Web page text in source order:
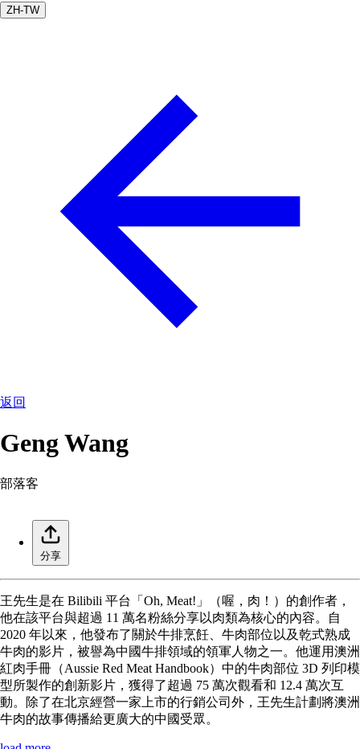
ZH-TW
返回
Geng Wang
部落客
分享
王先生是在 Bilibili 平台「Oh, Meat!」（喔，肉！）的創作者，
他在該平台與超過 11 萬名粉絲分享以肉類為核心的內容。自
2020 年以來，他發布了關於牛排烹飪、牛肉部位以及乾式熟成
牛肉的影片，被譽為中國牛排領域的領軍人物之一。他運用澳洲
紅肉手冊（Aussie Red Meat Handbook）中的牛肉部位 3D 列印模
型所製作的創新影片，獲得了超過 75 萬次觀看和 12.4 萬次互
動。除了在北京經營一家上市的行銷公司外，王先生計劃將澳洲
牛肉的故事傳播給更廣大的中國受眾。